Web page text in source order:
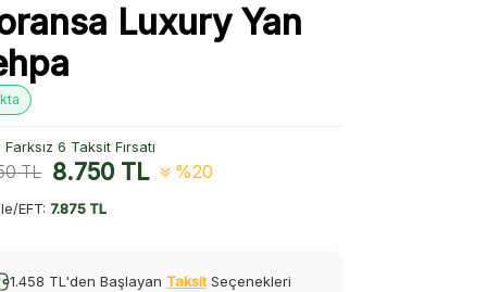
Luxury Yan
6 Taksit Fırsatı
TL 8.750TL %20
EFT: 7.875 TL
1.458 TL'den Başlayan Taksit Seçenekleri